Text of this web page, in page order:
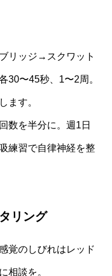
リッジ→スクワット
〜45秒、1〜2周。
ます。
数を半分に。週1日
練習で自律神経を整
リング
覚のしびれはレッド
相談を。